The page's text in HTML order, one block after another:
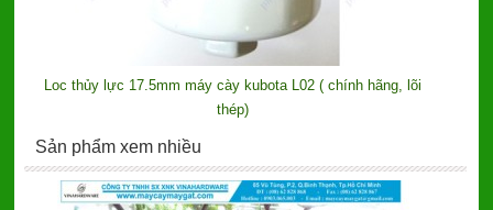
Loc thủy lực 17.5mm máy cày kubota L02 ( chính hãng, lõi
thép)
Sản phẩm xem nhiều